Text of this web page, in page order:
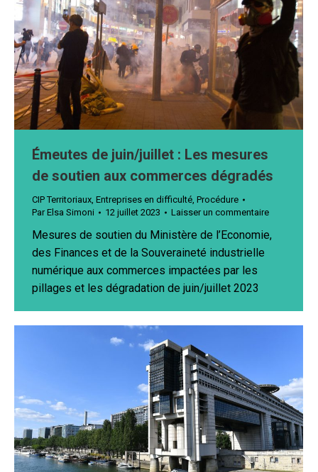
Émeutes de juin/juillet : Les mesures
de soutien aux commerces dégradés
CIP Territoriaux, Entreprises en difficulté, Procédure
ParElsa Simoni 12 juillet 2023 Laisser un commentaire
Mesures de soutien du Ministère de l’Economie,
des Finances et de la Souveraineté industrielle
numérique aux commerces impactées par les
pillages et les dégradation de juin/juillet 2023